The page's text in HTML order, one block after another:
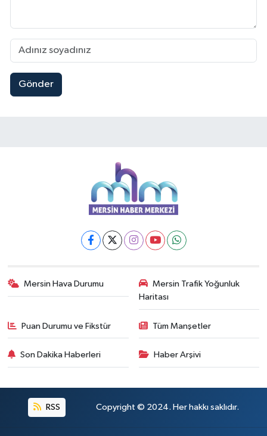
Gönder
Mersin Hava Durumu
Mersin Trafik Yoğunluk
Haritası
Puan Durumu ve Fikstür Tüm Manşetler
Son Dakika Haberleri Haber Arşivi
RSS Copyright © 2024. Her hakkı saklıdır.